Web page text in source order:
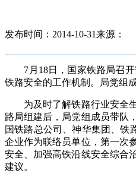
发布时间：2014-10-31来源：
7月18日，国家铁路局召开
铁路安全的工作机制。局党组
为及时了解铁路行业安全生
路局组建后，局党组成员带队
国铁路总公司、神华集团、铁
企业作为联络员单位，第一次
安全、加强高铁沿线安全综合
建议。